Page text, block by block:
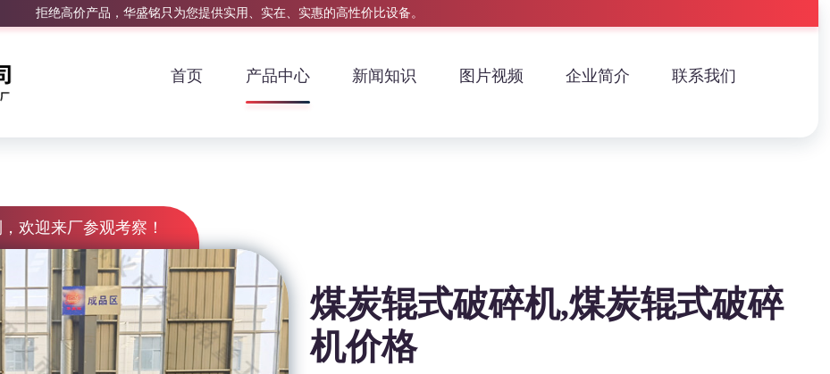
拒绝高价产品，华盛铭只为您提供实用、实在、实惠的高性价比设备。
首页 产品中心 新闻知识 图片视频 企业简介 联系我们
欢迎来厂参观考察！
煤炭辊式破碎机,煤炭辊式破碎
机价格